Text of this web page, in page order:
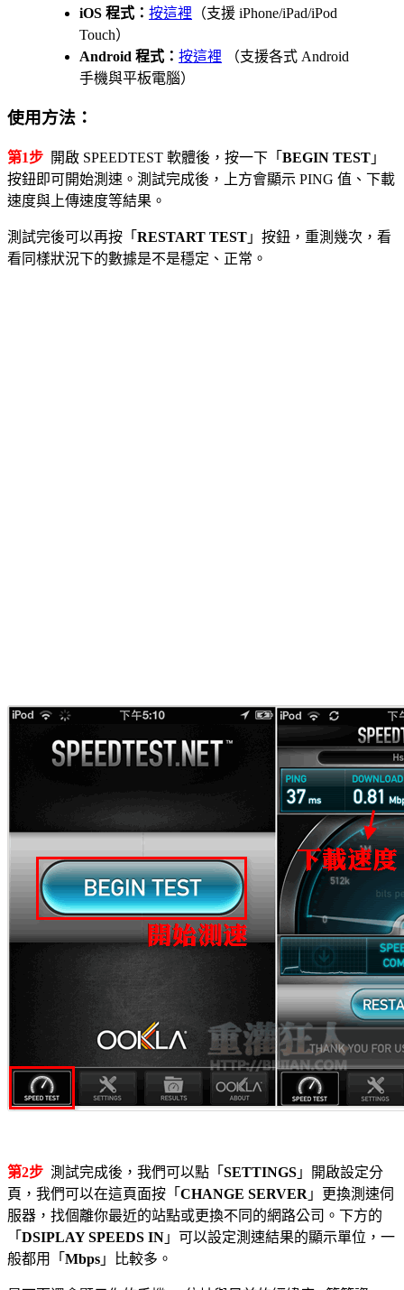
iOS 程式： 按這裡 （支援 iPhone/iPad/iPod
Touch）
Android 程式： 按這裡 （支援各式 Android
手機與平板電腦）
使用方法：
第1步 開啟 SPEEDTEST 軟體後，按一下「 BEGIN TEST 」
按鈕即可開始測速。測試完成後，上方會顯示 PING 值、下載
速度與上傳速度等結果。
測試完後可以再按「 RESTART TEST 」按鈕，重測幾次，看
看同樣狀況下的數據是不是穩定、正常。
第2步 測試完成後，我們可以點「 SETTINGS 」開啟設定分
頁，我們可以在這頁面按「 CHANGE SERVER 」更換測速伺
服器，找個離你最近的站點或更換不同的網路公司。下方的
「 DSIPLAY SPEEDS IN 」可以設定測速結果的顯示單位，一
般都用「 Mbps 」比較多。